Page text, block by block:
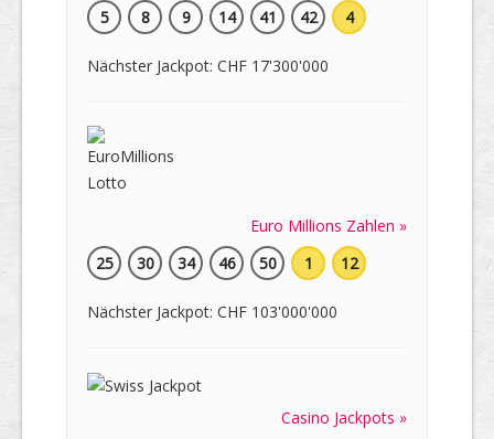
5
8 9 14 41 42 4
Nächster Jackpot: CHF 17'300'000
Euro Millions Zahlen »
25
30 34 46 50 1 12
Nächster Jackpot: CHF 103'000'000
Casino Jackpots »